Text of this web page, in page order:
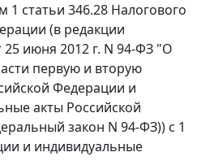
1 статьи 346.28 Налогового
(в редакции
июня 2012 г. N 94-ФЗ "О
первую и вторую
Федерации и
акты Российской
закон N 94-ФЗ)) с 1
и индивидуальные